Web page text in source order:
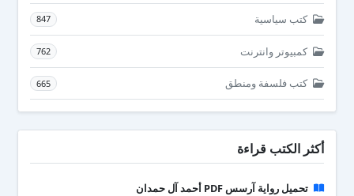
كتب سياسية 847
كمبيوتر وانترنت 762
كتب فلسفة ومنطق 665
أكثر الكتب قراءة
تحميل رواية آرسس PDF أحمد آل حمدان